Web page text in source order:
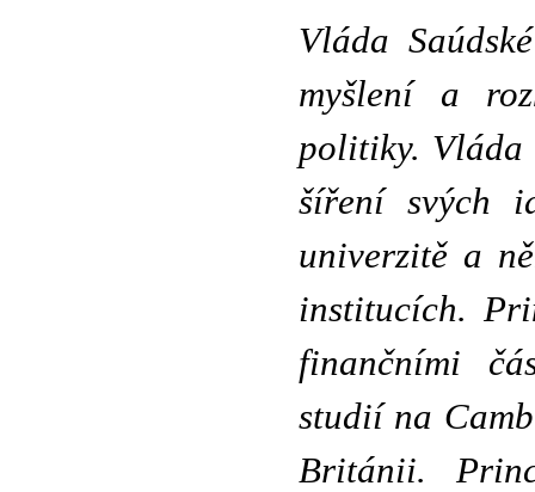
Vláda
myšlení a
politiky. Vláda
šíření svých
univerzitě a
institucích.
finančními
studií na
Británii.